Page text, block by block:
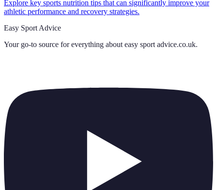
Explore key sports nutrition tips that can significantly improve your
athletic performance and recovery strategies.
Easy Sport Advice
Your go-to source for everything about easy sport advice.co.uk.